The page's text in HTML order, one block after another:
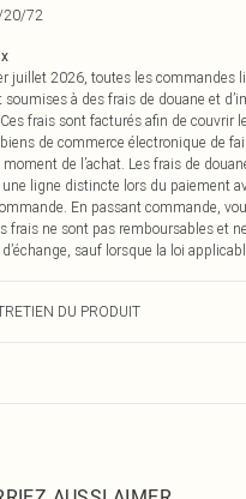
20/72
juillet 2026, toutes les commandes
soumises à des frais de douane et
frais sont facturés afin de couvrir
de commerce électronique de
de l’achat. Les frais de
ligne distincte lors du paiement
En passant commande,
frais ne sont pas remboursables et
sauf lorsque la loi
DU PRODUIT
France